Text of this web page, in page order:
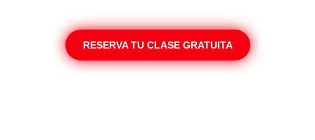
RESERVA TU CLASE GRATUITA